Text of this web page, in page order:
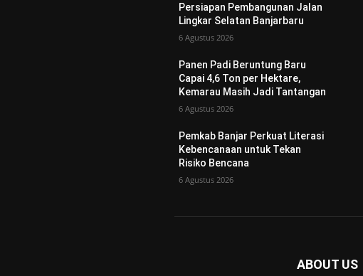
Persiapan Pembangunan Jalan
Lingkar Selatan Banjarbaru
6 Agustus 2026
Panen Padi Beruntung Baru
Capai 4,6 Ton per Hektare,
Kemarau Masih Jadi Tantangan
6 Agustus 2026
Pemkab Banjar Perkuat Literasi
Kebencanaan untuk Tekan
Risiko Bencana
6 Agustus 2026
ABOUT US